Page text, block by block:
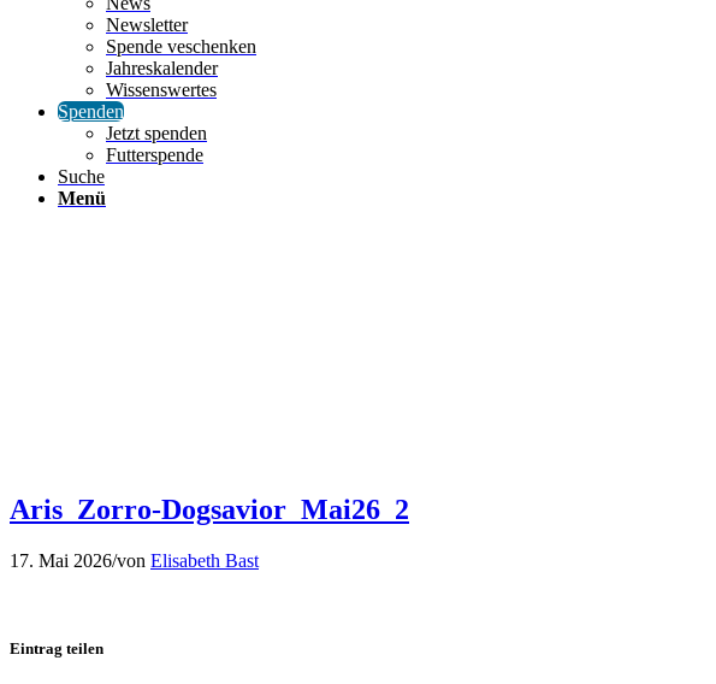
Newsletter
Spende veschenken
Jahreskalender
Wissenswertes
Spenden
Jetzt spenden
Futterspende
Suche
Menü
Aris_Zorro-Dogsavior_Mai26_2
17. Mai 2026/von Elisabeth Bast
Eintrag teilen